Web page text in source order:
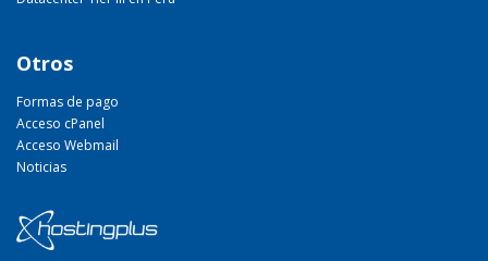
Otros
Formas de pago
Acceso cPanel
Acceso Webmail
Noticias